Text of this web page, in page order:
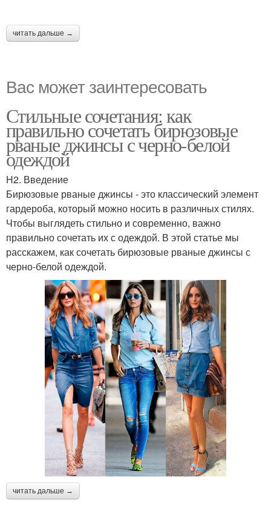
читать дальше →
Вас может заинтересовать
Стильные сочетания: как
правильно сочетать бирюзовые
рваные джинсы с черно-белой
одеждой
H2. Введение
Бирюзовые рваные джинсы - это классический элемент
гардероба, который можно носить в различных стилях.
Чтобы выглядеть стильно и современно, важно
правильно сочетать их с одеждой. В этой статье мы
расскажем, как сочетать бирюзовые рваные джинсы с
черно-белой одеждой.
читать дальше →